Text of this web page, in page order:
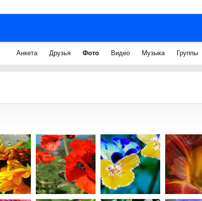
Анкета Друзья Фото Видео Музыка Группы